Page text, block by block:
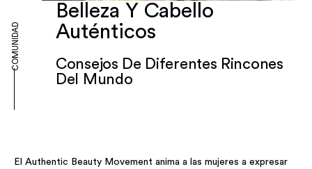
Belleza Y Cabello
Auténticos
Consejos De Diferentes Rincones
Del Mundo
COMUNIDAD
El Authentic Beauty Movement anima a las mujeres a expresar